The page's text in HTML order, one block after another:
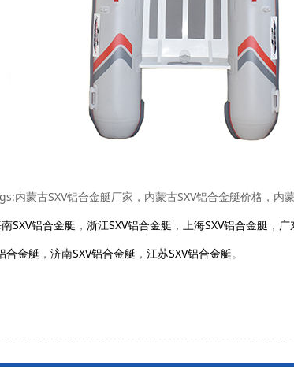
内蒙古SXV铝合金艇厂家，内蒙古SXV铝合金艇价格，
SXV铝合金艇 ， 浙江SXV铝合金艇 ， 上海SXV铝合金艇 ， 广
合金艇 ， 济南SXV铝合金艇 ， 江苏SXV铝合金艇。